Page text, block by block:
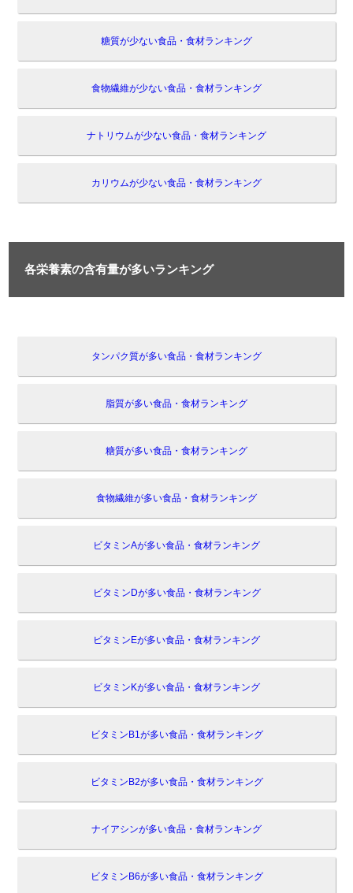
糖質が少ない食品・食材ランキング
食物繊維が少ない食品・食材ランキング
ナトリウムが少ない食品・食材ランキング
カリウムが少ない食品・食材ランキング
各栄養素の含有量が多いランキング
タンパク質が多い食品・食材ランキング
脂質が多い食品・食材ランキング
糖質が多い食品・食材ランキング
食物繊維が多い食品・食材ランキング
ビタミンAが多い食品・食材ランキング
ビタミンDが多い食品・食材ランキング
ビタミンEが多い食品・食材ランキング
ビタミンKが多い食品・食材ランキング
ビタミンB1が多い食品・食材ランキング
ビタミンB2が多い食品・食材ランキング
ナイアシンが多い食品・食材ランキング
ビタミンB6が多い食品・食材ランキング